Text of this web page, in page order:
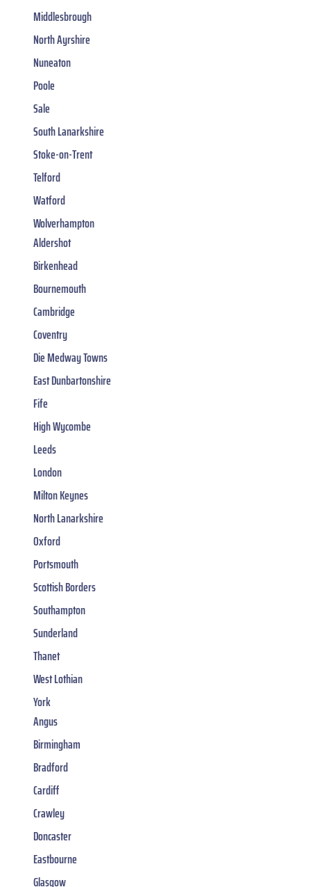
Middlesbrough
North Ayrshire
Nuneaton
Poole
Sale
South Lanarkshire
Stoke-on-Trent
Telford
Watford
Wolverhampton
Aldershot
Birkenhead
Bournemouth
Cambridge
Coventry
Die Medway Towns
East Dunbartonshire
Fife
High Wycombe
Leeds
London
Milton Keynes
North Lanarkshire
Oxford
Portsmouth
Scottish Borders
Southampton
Sunderland
Thanet
West Lothian
York
Angus
Birmingham
Bradford
Cardiff
Crawley
Doncaster
Eastbourne
Glasgow